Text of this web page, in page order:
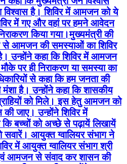
है। शिविर में आमजन को ये
में गए और वहां पर हमने आवेदन
किया गया।मुख्यमंत्री की
से आमजन की समस्याओं का शिविर
उन्होंने कहा कि शिविर में आमजन
पर ही निराकरण या समस्या का
से कहा कि हम जनता की
है। उन्‍होंने कहा कि शासकीय
को मिले। इस हेतु आमजन को
जाए। उन्होंने शिविर में
बच्चों को अच्छे से पढ़ायें लिखायें
आयुक्‍त ग्‍वालियर संभाग ने
में आयुक्त ग्वालियर संभाग श्री
एवं आमजन से संवाद कर शासन की